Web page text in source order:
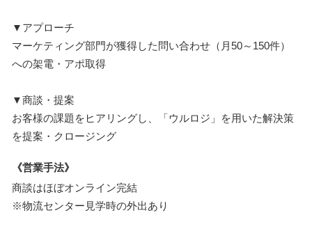
▼アプローチ
マーケティング部門が獲得した問い合わせ（月50～150件）
への架電・アポ取得
▼商談・提案
お客様の課題をヒアリングし、「ウルロジ」を用いた解決策
を提案・クロージング
《営業手法》
商談はほぼオンライン完結
※物流センター見学時の外出あり